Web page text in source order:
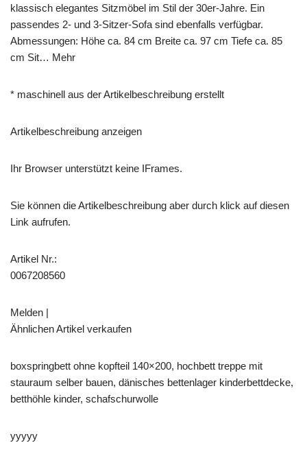
klassisch elegantes Sitzmöbel im Stil der 30er-Jahre. Ein
passendes 2- und 3-Sitzer-Sofa sind ebenfalls verfügbar.
Abmessungen: Höhe ca. 84 cm Breite ca. 97 cm Tiefe ca. 85
cm Sit… Mehr
* maschinell aus der Artikelbeschreibung erstellt
Artikelbeschreibung anzeigen
Ihr Browser unterstützt keine IFrames.
Sie können die Artikelbeschreibung aber durch klick auf diesen
Link aufrufen.
Artikel Nr.:
0067208560
Melden |
Ähnlichen Artikel verkaufen
boxspringbett ohne kopfteil 140×200, hochbett treppe mit
stauraum selber bauen, dänisches bettenlager kinderbettdecke,
betthöhle kinder, schafschurwolle
yyyyy